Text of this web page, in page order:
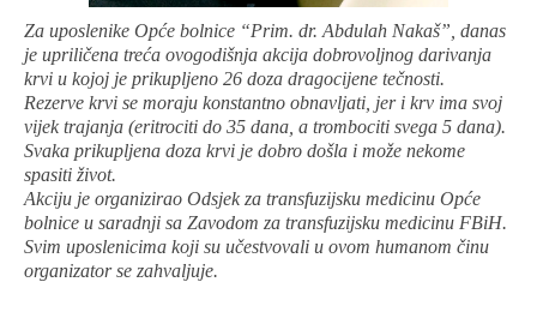
Za uposlenike Opće bolnice “Prim. dr. Abdulah Nakaš”, danas
je upriličena treća ovogodišnja akcija dobrovoljnog darivanja
krvi u kojoj je prikupljeno 26 doza dragocijene tečnosti.
Rezerve krvi se moraju konstantno obnavljati, jer i krv ima svoj
vijek trajanja (eritrociti do 35 dana, a trombociti svega 5 dana).
Svaka prikupljena doza krvi je dobro došla i može nekome
spasiti život.
Akciju je organizirao Odsjek za transfuzijsku medicinu Opće
bolnice u saradnji sa Zavodom za transfuzijsku medicinu FBiH.
Svim uposlenicima koji su učestvovali u ovom humanom činu
organizator se zahvaljuje.